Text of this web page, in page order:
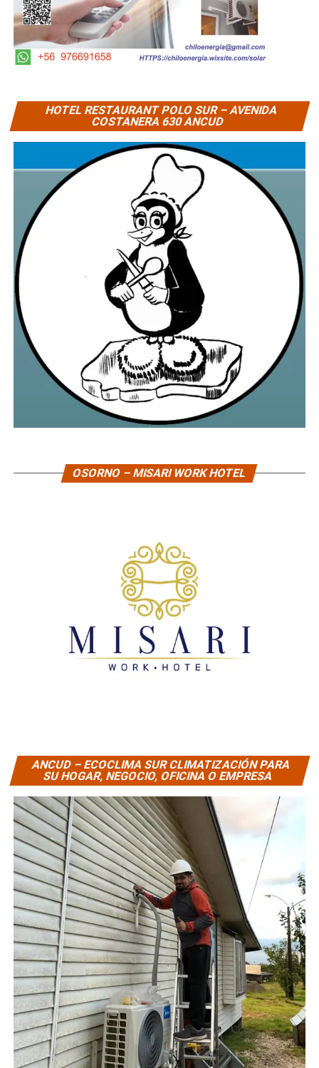
HOTEL RESTAURANT POLO SUR – AVENIDA
COSTANERA 630 ANCUD
OSORNO – MISARI WORK HOTEL
ANCUD – ECOCLIMA SUR CLIMATIZACIÓN PARA
SU HOGAR, NEGOCIO, OFICINA O EMPRESA